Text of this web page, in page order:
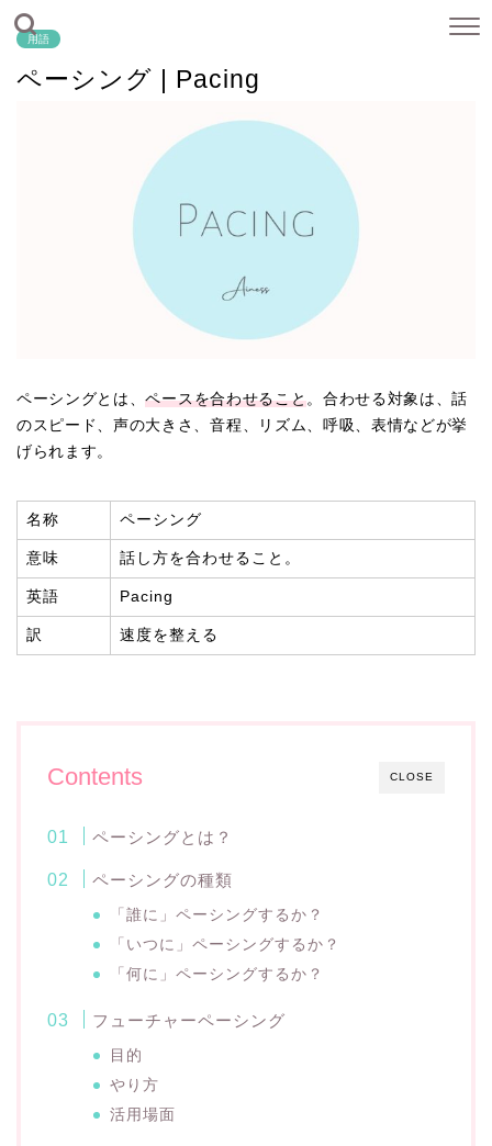
用語
ペーシング | Pacing
ペーシングとは、ペースを合わせること。合わせる対象は、話
のスピード、声の大きさ、音程、リズム、呼吸、表情などが挙
げられます。
名称 ペーシング
意味 話し方を合わせること。
英語 Pacing
訳 速度を整える
CLOSE
Contents
ペーシングとは？
ペーシングの種類
「誰に」ペーシングするか？
「いつに」ペーシングするか？
「何に」ペーシングするか？
フューチャーペーシング
目的
やり方
活用場面